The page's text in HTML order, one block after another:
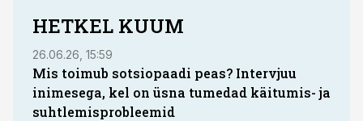
HETKEL KUUM
26.06.26, 15:59
Mis toimub sotsiopaadi peas? Intervjuu
inimesega, kel on üsna tumedad käitumis- ja
suhtlemisprobleemid